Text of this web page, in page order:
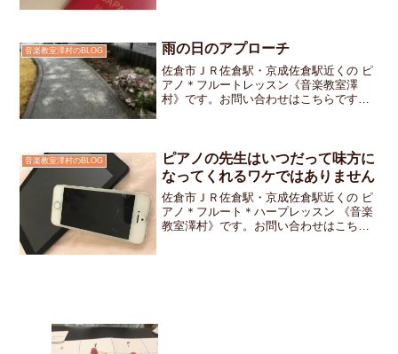
距離行こうと思えばすぐ...
音楽教室澤村のBLOG 雨の日のアプローチ
佐倉市ＪＲ佐倉駅・京成佐倉駅近くの ピ
アノ＊フルートレッスン《音楽教室澤
村》です。お問い合わせはこちらですレ
そのまま門へ歩いていく姿...
音楽教室澤村のBLOG
ピアノの先生はいつだって味方に
なってくれるワケではありません
佐倉市ＪＲ佐倉駅・京成佐倉駅近くの ピ
アノ＊フルート＊ハープレッスン 《音楽
教室澤村》です。お問い合わせはこちら